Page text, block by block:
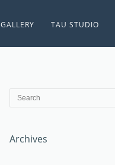
GALLERY TAU STUDIO
Archives